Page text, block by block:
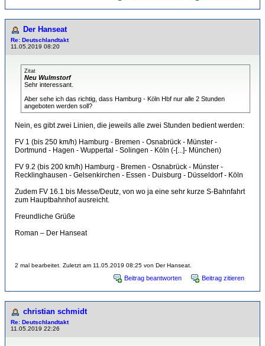
Der Hanseat
Re: Deutschlandtakt
11.05.2019 08:20
Zitat
Neu Wulmstorf
Sehr interessant.
Aber sehe ich das richtig, dass Hamburg - Köln Hbf nur alle 2 Stunden
angeboten werden soll?
Nein, es gibt zwei Linien, die jeweils alle zwei Stunden bedient werden:
FV 1 (bis 250 km/h) Hamburg - Bremen - Osnabrück - Münster -
Dortmund - Hagen - Wuppertal - Solingen - Köln (-[...]- München)
FV 9.2 (bis 200 km/h) Hamburg - Bremen - Osnabrück - Münster -
Recklinghausen - Gelsenkirchen - Essen - Duisburg - Düsseldorf - Köln
Zudem FV 16.1 bis Messe/Deutz, von wo ja eine sehr kurze S-Bahnfahrt
zum Hauptbahnhof ausreicht.
Freundliche Grüße
Roman – Der Hanseat
2 mal bearbeitet. Zuletzt am 11.05.2019 08:25 von Der Hanseat.
Beitrag beantworten Beitrag zitieren
christian schmidt
Re: Deutschlandtakt
11.05.2019 22:26